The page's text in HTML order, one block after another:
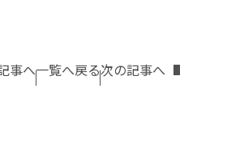
事へ一覧へ戻る次の記事へ